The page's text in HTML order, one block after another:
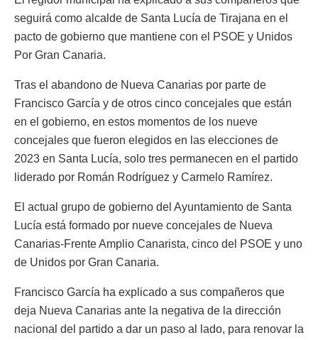
seguirá como alcalde de Santa Lucía de Tirajana en el
pacto de gobierno que mantiene con el PSOE y Unidos
Por Gran Canaria.
Tras el abandono de Nueva Canarias por parte de
Francisco García y de otros cinco concejales que están
en el gobierno, en estos momentos de los nueve
concejales que fueron elegidos en las elecciones de
2023 en Santa Lucía, solo tres permanecen en el partido
liderado por Román Rodríguez y Carmelo Ramírez.
El actual grupo de gobierno del Ayuntamiento de Santa
Lucía está formado por nueve concejales de Nueva
Canarias-Frente Amplio Canarista, cinco del PSOE y uno
de Unidos por Gran Canaria.
Francisco García ha explicado a sus compañeros que
deja Nueva Canarias ante la negativa de la dirección
nacional del partido a dar un paso al lado, para renovar la